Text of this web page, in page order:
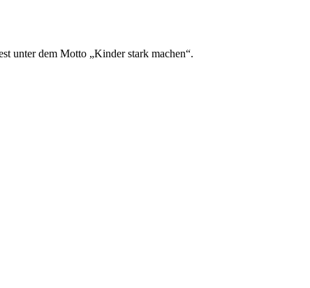
unter dem Motto „Kinder stark machen“.